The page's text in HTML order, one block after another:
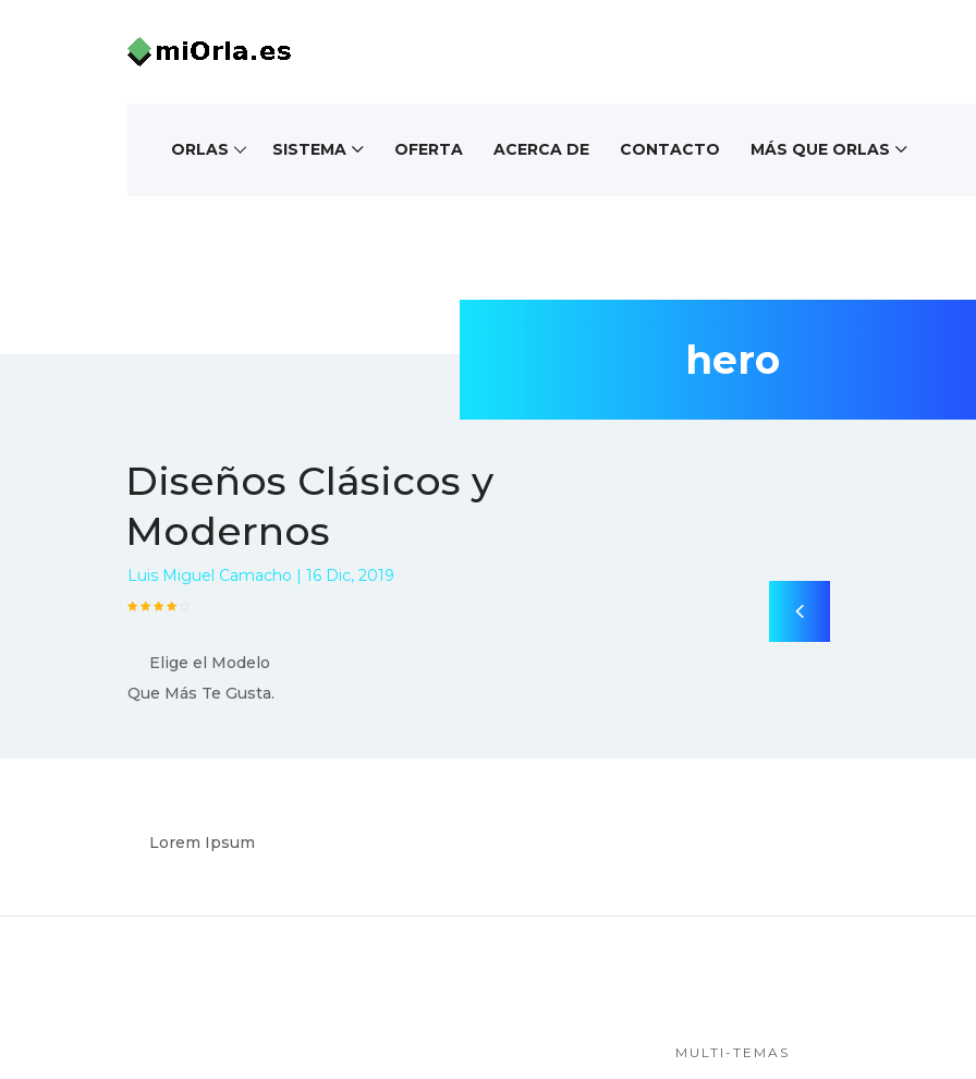
ORLAS SISTEMA OFERTA ACERCA DE CONTACTO MÁS QUE ORLAS
hero
Diseños Clásicos y
Modernos
Luis Miguel Camacho | 16 Dic, 2019
Elige el Modelo
Que Más Te Gusta.
Lorem Ipsum
MULTI-TEMAS